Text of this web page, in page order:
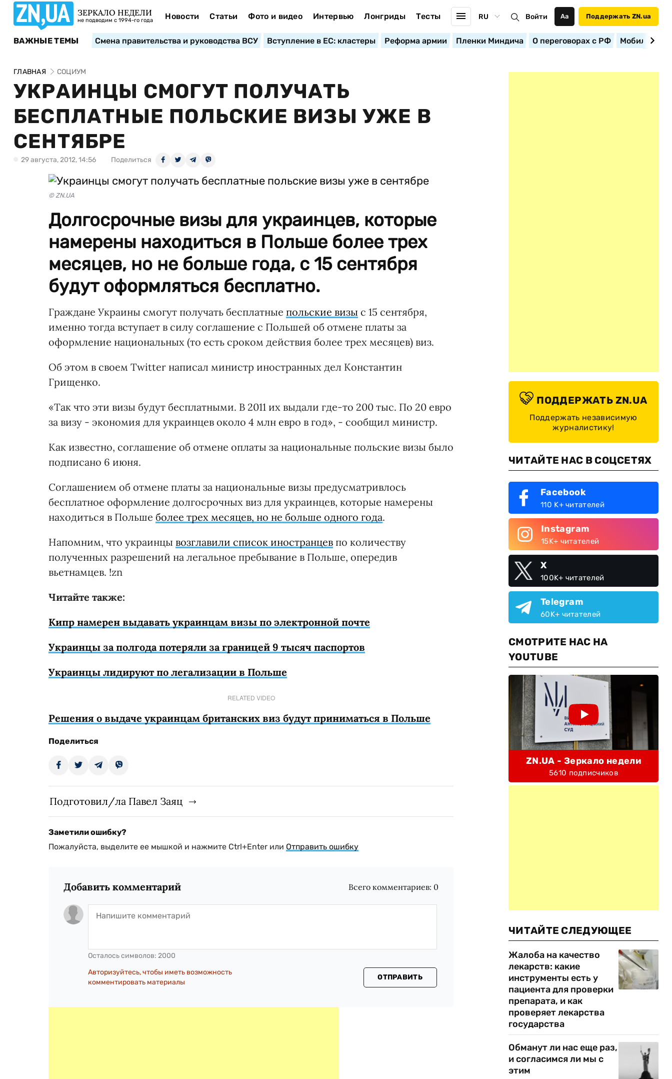
ЗЕРКАЛО НЕДЕЛИ
не подводим с 1994-го года Новости Статьи Фото и видео Интервью Лонгриды Тесты RU Войти Аа Поддержать ZN.ua
ВАЖНЫЕ ТЕМЫ Смена правительства и руководства ВСУ Вступление в ЕС: кластеры Реформа армии Пленки Миндича О переговорах с РФ
ГЛАВНАЯ СОЦИУМ
УКРАИНЦЫ СМОГУТ ПОЛУЧАТЬ
БЕСПЛАТНЫЕ ПОЛЬСКИЕ ВИЗЫ УЖЕ В
СЕНТЯБРЕ
29 августа, 2012, 14:56 Поделиться
© ZN.UA
Долгосрочные визы для украинцев, которые
намерены находиться в Польше более трех
месяцев, но не больше года, с 15 сентября
будут оформляться бесплатно.
Граждане Украины смогут получать бесплатные польские визы с 15 сентября,
именно тогда вступает в силу соглашение с Польшей об отмене платы за
оформление национальных (то есть сроком действия более трех месяцев) виз.
Об этом в своем Twitter написал министр иностранных дел Константин
Грищенко.
«Так что эти визы будут бесплатными. В 2011 их выдали где-то 200 тыс. По 20 евро
за визу - экономия для украинцев около 4 млн евро в год», - сообщил министр.
Как известно, соглашение об отмене оплаты за национальные польские визы было
подписано 6 июня.
Соглашением об отмене платы за национальные визы предусматривлось
бесплатное оформление долгосрочных виз для украинцев, которые намерены
находиться в Польше более трех месяцев, но не больше одного года.
Напомним, что украинцы возглавили список иностранцев по количеству
полученных разрешений на легальное пребывание в Польше, опередив
вьетнамцев. !zn
Читайте также:
Кипр намерен выдавать украинцам визы по электронной почте
Украинцы за полгода потеряли за границей 9 тысяч паспортов
Украинцы лидируют по легализации в Польше
RELATED VIDEO
Решения о выдаче украинцам британских виз будут приниматься в Польше
Поделиться
Подготовил/ла Павел Заяц
Заметили ошибку?
Пожалуйста, выделите ее мышкой и нажмите Ctrl+Enter или Отправить ошибку
Добавить комментарий Всего комментариев: 0
Осталось символов: 2000
Авторизуйтесь, чтобы иметь возможность
комментировать материалы
ОТПРАВИТЬ
ПОДДЕРЖАТЬ ZN.UA
Поддержать независимую
журналистику!
ЧИТАЙТЕ НАС В СОЦСЕТЯХ
Facebook
110 K+ читателей
Instagram
15K+ читателей
X
100K+ читателей
Telegram
60K+ читателей
СМОТРИТЕ НАС НА
YOUTUBE
ZN.UA - Зеркало недели
5610 подписчиков
ЧИТАЙТЕ СЛЕДУЮЩЕЕ
Жалоба на качество
лекарств: какие
инструменты есть у
пациента для проверки
препарата, и как
проверяет лекарства
государства
Обманут ли нас еще раз,
и согласимся ли мы с
этим